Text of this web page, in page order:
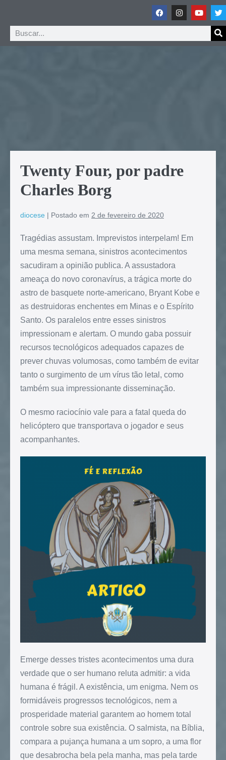
Twenty Four, por padre
Charles Borg
diocese | Postado em 2 de fevereiro de 2020
Tragédias assustam. Imprevistos interpelam! Em
uma mesma semana, sinistros acontecimentos
sacudiram a opinião publica. A assustadora
ameaça do novo coronavírus, a trágica morte do
astro de basquete norte-americano, Bryant Kobe e
as destruidoras enchentes em Minas e o Espírito
Santo. Os paralelos entre esses sinistros
impressionam e alertam. O mundo gaba possuir
recursos tecnológicos adequados capazes de
prever chuvas volumosas, como também de evitar
tanto o surgimento de um vírus tão letal, como
também sua impressionante disseminação.
O mesmo raciocínio vale para a fatal queda do
helicóptero que transportava o jogador e seus
acompanhantes.
Emerge desses tristes acontecimentos uma dura
verdade que o ser humano reluta admitir: a vida
humana é frágil. A existência, um enigma. Nem os
formidáveis progressos tecnológicos, nem a
prosperidade material garantem ao homem total
controle sobre sua existência. O salmista, na Bíblia,
compara a pujança humana a um sopro, a uma flor
que desabrocha bela pela manha, mas pela tarde